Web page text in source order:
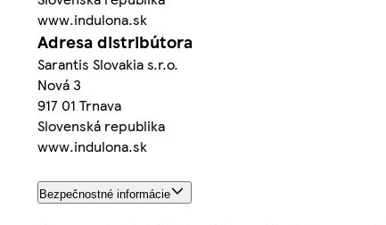
www.indulona.sk
Adresa distribútora
Sarantis Slovakia s.r.o.
Nová 3
917 01 Trnava
Slovenská republika
www.indulona.sk
Bezpečnostné informácie